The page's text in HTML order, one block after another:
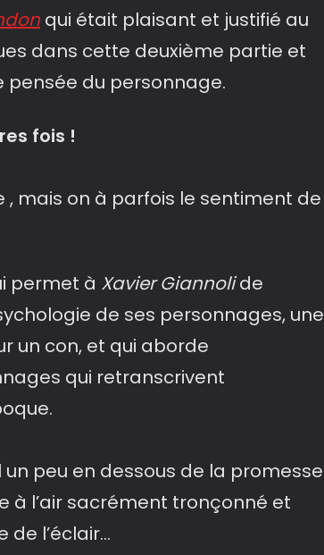
qui était plaisant et justifié au
dans cette deuxième partie et
pensée du personnage.
fois !
, mais on à parfois le sentiment de
permet à Xavier Giannolide
de ses personnages, une
un con, et qui aborde
qui retranscrivent
peu en dessous de la promesse
à l’air sacrément tronçonné et
de l’éclair…